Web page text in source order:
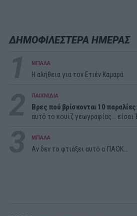
ΔΗΜΟΦΙΛΕΣΤΕΡΑ ΗΜΕΡΑΣ
ΜΠΑΛΑ
Η αλήθεια για τον Ετιέν Καμαρά
ΠΑΙΧΝΙΔΙΑ
Βρες πού βρίσκονται 10 παραλίες:
αυτό το κουίζ γεωγραφίας... είσαι
ΜΠΑΛΑ
Αν δεν το φτιάξει αυτό ο ΠΑΟΚ…